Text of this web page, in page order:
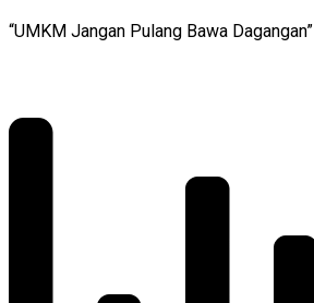
“UMKM Jangan Pulang Bawa Dagangan”